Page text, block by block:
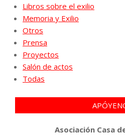
Libros sobre el exilio
Memoria y Exilio
Otros
Prensa
Proyectos
Salón de actos
Todas
Asociación Casa